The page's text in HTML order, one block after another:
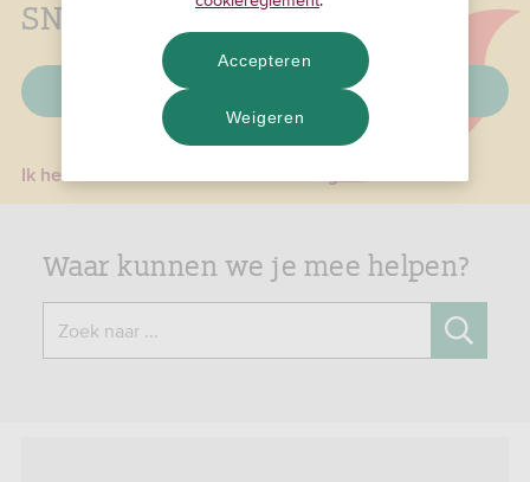
SNS is nu ASN Bank
Veelgestelde vragen
Ik heb een e-mail over een ID-check gehad
Waar kunnen we je mee helpen?
Zoek naar ...
Weigeren
Accepteren